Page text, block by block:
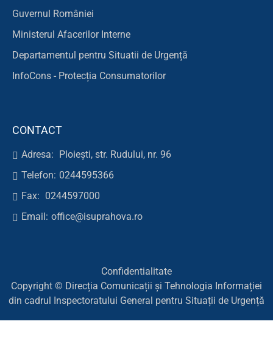
Guvernul României
Ministerul Afacerilor Interne
Departamentul pentru Situatii de Urgență
InfoCons - Protecția Consumatorilor
CONTACT
Adresa:
Ploiești, str. Rudului, nr. 96
Telefon: 0244595366
Fax: 0244597000
Email: office@isuprahova.ro
Confidentialitate
Copyright © Direcția Comunicații și Tehnologia Informației
din cadrul Inspectoratului General pentru Situații de Urgență